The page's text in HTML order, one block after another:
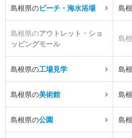
島根県のビーチ・海水浴場 島
島根県のアウトレット・ショ
ッピングモール
島
島根県の工場見学 島
島根県の美術館 島
島根県の公園 島